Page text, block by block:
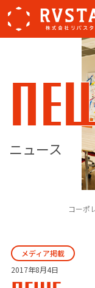
ニュース
コーポ
メディア掲載
2017年8月4日